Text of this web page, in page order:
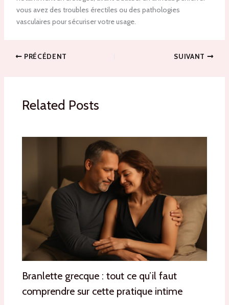
vous avez des troubles érectiles ou des pathologies
vasculaires pour sécuriser votre usage.
PRÉCÉDENT SUIVANT
Related Posts
Branlette grecque : tout ce qu’il faut
comprendre sur cette pratique intime